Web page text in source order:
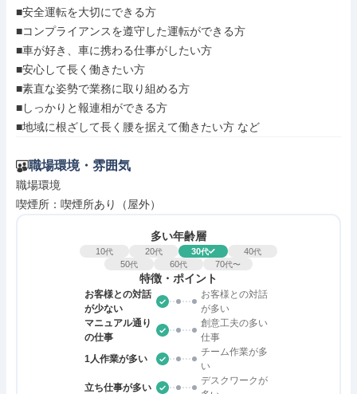
■安全運転を大切にできる方
■コンプライアンスを遵守した運転ができる方
■車が好き、車に携わる仕事がしたい方
■安心して長く働きたい方
■素直な姿勢で業務に取り組める方
■しっかりと報連相ができる方
■地域に根ざして長く腰を据えて働きたい方 など
職場環境・雰囲気
職場環境
喫煙所：喫煙所あり（屋外）
多い年齢層
10代 20代 30代 40代
50代 60代 70代〜
特徴・ポイント
お客様との対話
が少ない
お客様との対話
が多い
マニュアル通り
の仕事
創意工夫の多い
仕事
1人作業が多い
チーム作業が多
い
立ち仕事が多い
デスクワークが